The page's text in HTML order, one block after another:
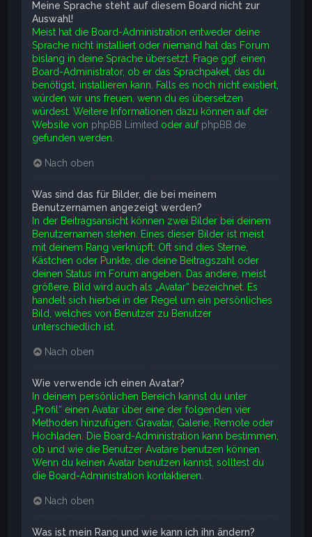
Meine Sprache steht auf diesem Board nicht zur
Auswahl!
Meist hat die Board-Administration entweder deine
Sprache nicht installiert oder niemand hat das Forum
bislang in deine Sprache übersetzt. Frage ggf. einen
Board-Administrator, ob er das Sprachpaket, das du
benötigst, installieren kann. Falls es noch nicht existiert,
würden wir uns freuen, wenn du es übersetzen
würdest. Weitere Informationen dazu können auf der
Website von phpBB Limited oder auf phpBB.de
gefunden werden.
Nach oben
Was sind das für Bilder, die bei meinem
Benutzernamen angezeigt werden?
In der Beitragsansicht können zwei Bilder bei deinem
Benutzernamen stehen. Eines dieser Bilder ist meist
mit deinem Rang verknüpft: Oft sind dies Sterne,
Kästchen oder Punkte, die deine Beitragszahl oder
deinen Status im Forum angeben. Das andere, meist
größere, Bild wird auch als „Avatar“ bezeichnet. Es
handelt sich hierbei in der Regel um ein persönliches
Bild, welches von Benutzer zu Benutzer
unterschiedlich ist.
Nach oben
Wie verwende ich einen Avatar?
In deinem persönlichen Bereich kannst du unter
„Profil“ einen Avatar über eine der folgenden vier
Methoden hinzufügen: Gravatar, Galerie, Remote oder
Hochladen. Die Board-Administration kann bestimmen,
ob und wie die Benutzer Avatare benutzen können.
Wenn du keinen Avatar benutzen kannst, solltest du
die Board-Administration kontaktieren.
Nach oben
Was ist mein Rang und wie kann ich ihn ändern?